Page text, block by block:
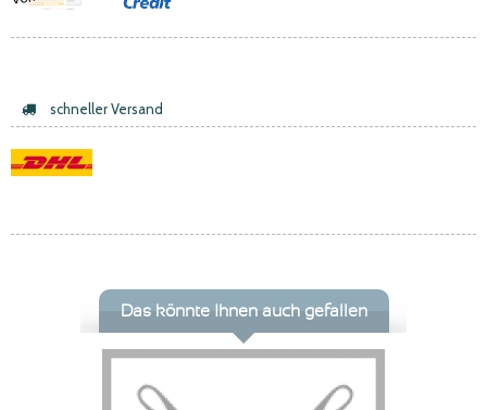
schneller Versand
Das könnte Ihnen auch gefallen